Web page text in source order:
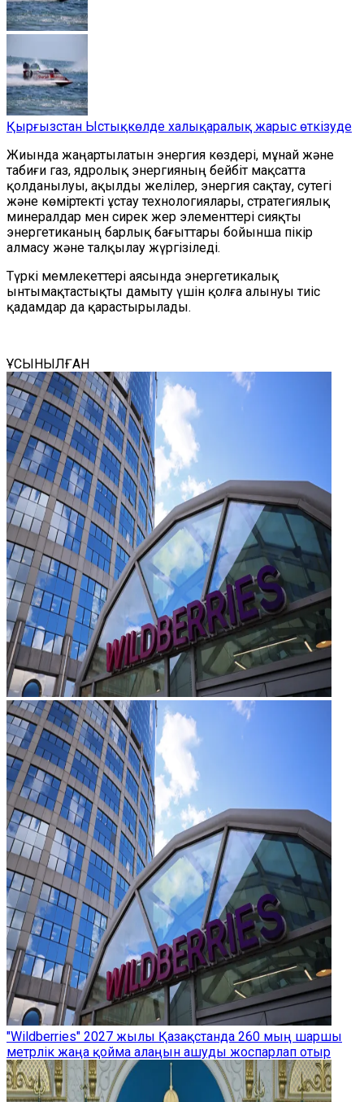
Қырғызстан Ыстықкөлде халықаралық жарыс өткізуде
Жиында жаңартылатын энергия көздері, мұнай және
табиғи газ, ядролық энергияның бейбіт мақсатта
қолданылуы, ақылды желілер, энергия сақтау, сутегі
және көміртекті ұстау технологиялары, стратегиялық
минералдар мен сирек жер элементтері сияқты
энергетиканың барлық бағыттары бойынша пікір
алмасу және талқылау жүргізіледі.
Түркі мемлекеттері аясында энергетикалық
ынтымақтастықты дамыту үшін қолға алынуы тиіс
қадамдар да қарастырылады.
ҰСЫНЫЛҒАН
"Wildberries" 2027 жылы Қазақстанда 260 мың шаршы
метрлік жаңа қойма алаңын ашуды жоспарлап отыр